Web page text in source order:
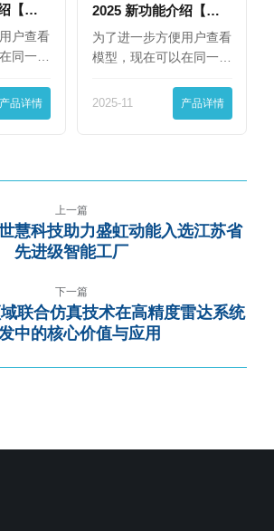
【下
户查看
同一
产品详情
2025 新功能介绍【上
篇】
为了进一步方便用户查看
模型，现在可以在同一
2025-11 产品详情
上一篇
慧科技助力盛虹动能入选江苏省
先进级智能工厂
下一篇
联合仿真技术在高精度雷达系统
中的核心价值与应用